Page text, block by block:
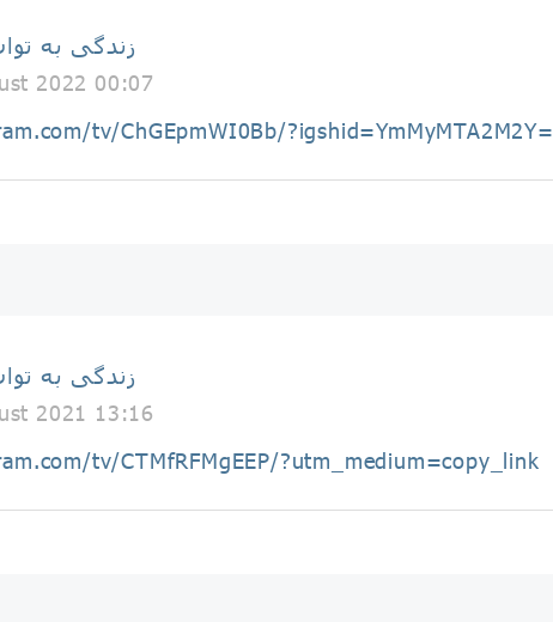
زندگی به
2022 00:07
tv/ChGEpmWI0Bb/?igshid=YmMyMTA2M2Y=
زندگی به
2021 13:16
tv/CTMfRFMgEEP/?utm_medium=copy_link